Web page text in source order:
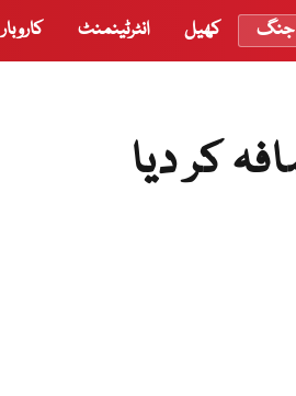
جنگ کھیل انٹرٹینمنٹ کاروبار
کر دیا